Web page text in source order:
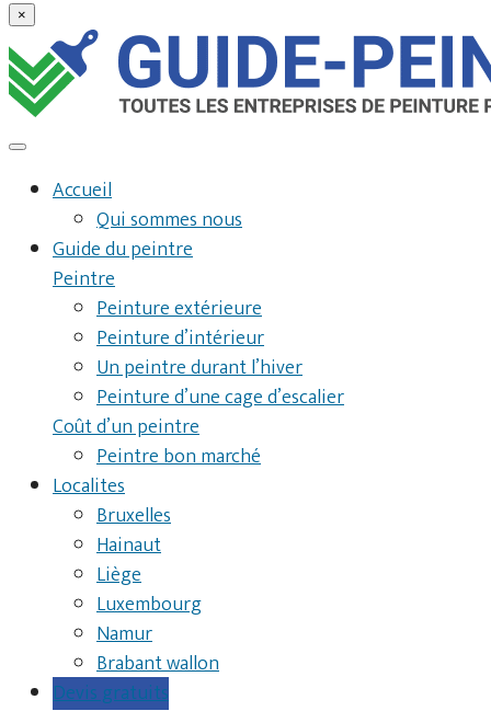
×
Accueil
Qui sommes nous
Guide du peintre
Peintre
Peinture extérieure
Peinture d’intérieur
Un peintre durant l’hiver
Peinture d’une cage d’escalier
Coût d’un peintre
Peintre bon marché
Localites
Bruxelles
Hainaut
Liège
Luxembourg
Namur
Brabant wallon
Devis gratuits